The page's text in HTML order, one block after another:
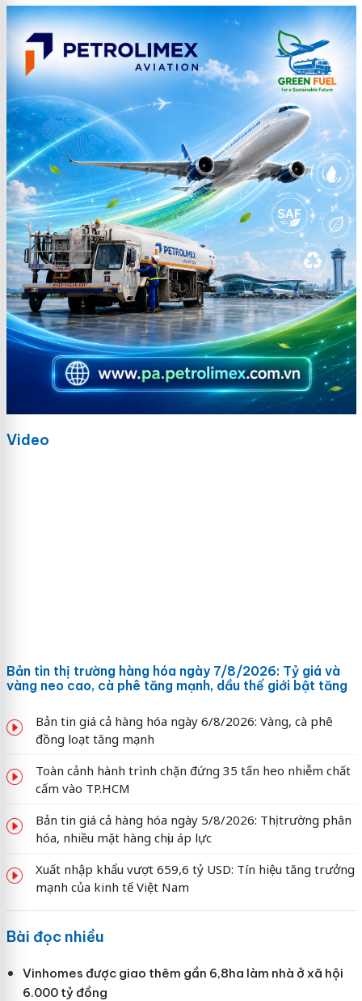
Video
Bản tin thị trường hàng hóa ngày 7/8/2026: Tỷ giá và
vàng neo cao, cà phê tăng mạnh, dầu thế giới bật tăng
Bản tin giá cả hàng hóa ngày 6/8/2026: Vàng, cà phê
đồng loạt tăng mạnh
Toàn cảnh hành trình chặn đứng 35 tấn heo nhiễm chất
cấm vào TP.HCM
Bản tin giá cả hàng hóa ngày 5/8/2026: Thị trường phân
hóa, nhiều mặt hàng chịu áp lực
Xuất nhập khẩu vượt 659,6 tỷ USD: Tín hiệu tăng trưởng
mạnh của kinh tế Việt Nam
Bài đọc nhiều
Vinhomes được giao thêm gần 6,8ha làm nhà ở xã hội
6.000 tỷ đồng